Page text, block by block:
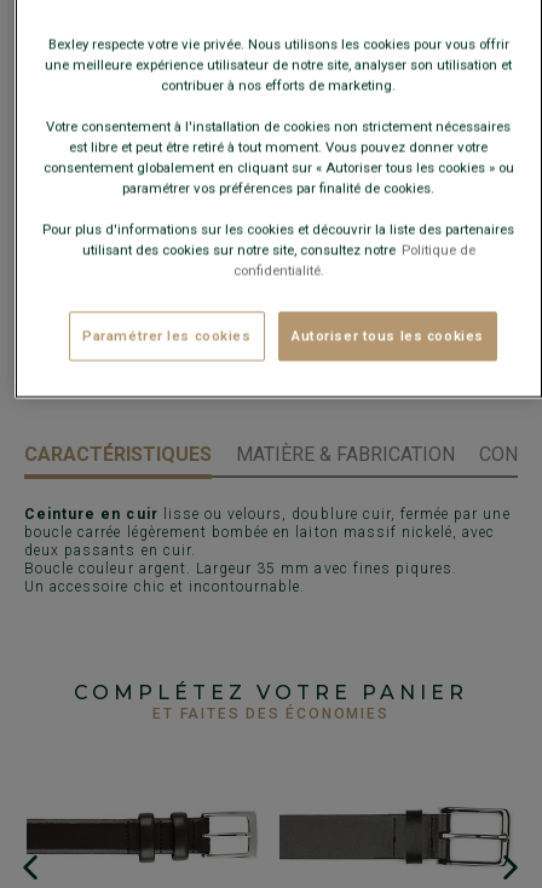
Guide des tailles
Quelle est ma taille ?
−
(commandez avant 14h)
CARACTÉRISTIQUES MATIÈRE & FABRICATION
Ceinture en cuir lisse ou velours, doublure cuir, fermée par une
boucle carrée légèrement bombée en laiton massif nickelé, avec
deux passants en cuir.
Boucle couleur argent. Largeur 35 mm avec fines piqures.
Un accessoire chic et incontournable.
COMPLÉTEZ VOTRE PANIER
ET FAITES DES ÉCONOMIES
Bexley respecte votre vie privée. Nous utilisons les cookies pour vous offrir
une meilleure expérience utilisateur de notre site, analyser son utilisation et
contribuer à nos efforts de marketing.
Votre consentement à l'installation de cookies non strictement nécessaires
est libre et peut être retiré à tout moment. Vous pouvez donner votre
consentement globalement en cliquant sur « Autoriser tous les cookies » ou
paramétrer vos préférences par finalité de cookies.
Pour plus d'informations sur les cookies et découvrir la liste des partenaires
utilisant des cookies sur notre site, consultez notre Politique de
confidentialité.
Paramétrer les cookies Autoriser tous les cookies